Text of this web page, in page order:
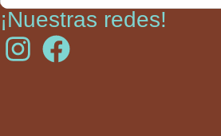
¡Nuestras redes!